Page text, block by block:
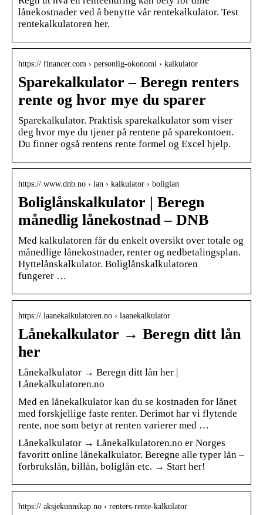
lånekostnader ved å benytte vår rentekalkulator. Test
rentekalkulatoren her.
https:// financer.com › personlig-okonomi › kalkulator
Sparekalkulator – Beregn renters
rente og hvor mye du sparer
Sparekalkulator. Praktisk sparekalkulator som viser
deg hvor mye du tjener på rentene på sparekontoen.
Du finner også rentens rente formel og Excel hjelp.
https:// www.dnb.no › lan › kalkulator › boliglan
Boliglånskalkulator | Beregn
månedlig lånekostnad – DNB
Med kalkulatoren får du enkelt oversikt over totale og
månedlige lånekostnader, renter og nedbetalingsplan.
Hyttelånskalkulator. Boliglånskalkulatoren
fungerer …
https:// laanekalkulatoren.no › laanekalkulator
Lånekalkulator → Beregn ditt lån
her
Lånekalkulator → Beregn ditt lån her |
Lånekalkulatoren.no
Med en lånekalkulator kan du se kostnaden for lånet
med forskjellige faste renter. Derimot har vi flytende
rente, noe som betyr at renten varierer med …
Lånekalkulator → Lånekalkulatoren.no er Norges
favoritt online lånekalkulator. Beregne alle typer lån –
forbrukslån, billån, boliglån etc. → Start her!
https:// aksjekunnskap.no › renters-rente-kalkulator